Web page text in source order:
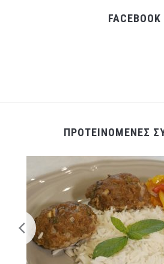
FACEBOOK
ΠΡΟΤΕΙΝΟΜΕΝΕΣ